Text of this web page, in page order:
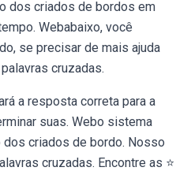
dos criados de bordos em
Webabaixo, você
se precisar de mais ajuda
cruzadas.
a resposta correta para a
suas. Webo sistema
criados de bordo. Nosso
cruzadas. Encontre as ⭐